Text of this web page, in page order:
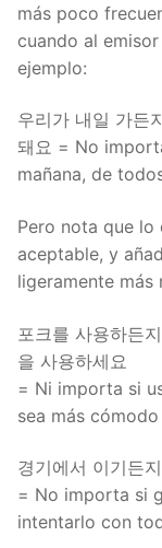
más poco
cuando al
ejemplo:
우리가 내일 가든
돼요 = No
mañana, de
Pero nota que lo
aceptable, y
ligeramente
포크를 사용하든
을 사용하세요
= Ni importa si
sea más
경기에서 이기든
= No importa si
intentarlo con